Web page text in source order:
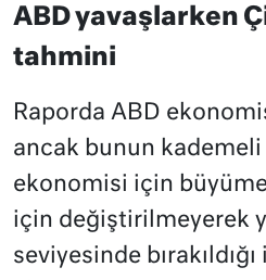
ABD yavaşlarken
tahmini
Raporda ABD
ancak bunun
ekonomisi için
için değiştirilmeyerek
seviyesinde